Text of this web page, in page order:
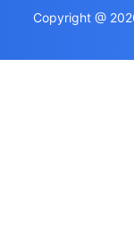
Copyright @